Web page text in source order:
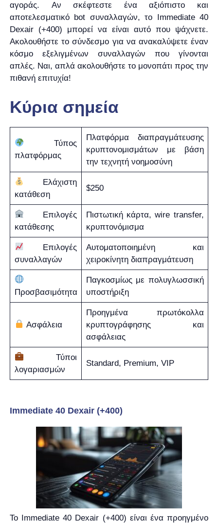
αγοράς. Αν σκέφτεστε ένα αξιόπιστο και
αποτελεσματικό bot συναλλαγών, το Immediate 40
Dexair (+400) μπορεί να είναι αυτό που ψάχνετε.
Ακολουθήστε το σύνδεσμο για να ανακαλύψετε έναν
κόσμο εξελιγμένων συναλλαγών που γίνονται
απλές. Ναι, απλά ακολουθήστε το μονοπάτι προς την
πιθανή επιτυχία!
Κύρια σημεία
Τύπος
πλατφόρμας
Πλατφόρμα διαπραγμάτευσης
κρυπτονομισμάτων με βάση
την τεχνητή νοημοσύνη
Ελάχιστη
κατάθεση
$250
Επιλογές
κατάθεσης
Πιστωτική κάρτα, wire transfer,
κρυπτονόμισμα
Επιλογές
συναλλαγών
Αυτοματοποιημένη και
χειροκίνητη διαπραγμάτευση
Προσβασιμότητα
Παγκοσμίως με πολυγλωσσική
υποστήριξη
Ασφάλεια
Προηγμένα πρωτόκολλα
κρυπτογράφησης και
ασφάλειας
Τύποι
λογαριασμών
Standard, Premium, VIP
Immediate 40 Dexair (+400)
Το Immediate 40 Dexair (+400) είναι ένα προηγμένο